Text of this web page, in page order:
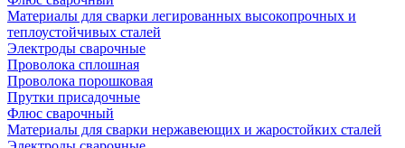
Материалы для сварки легированных высокопрочных и
теплоустойчивых сталей
Электроды сварочные
Проволока сплошная
Проволока порошковая
Прутки присадочные
Флюс сварочный
Материалы для сварки нержавеющих и жаростойких сталей